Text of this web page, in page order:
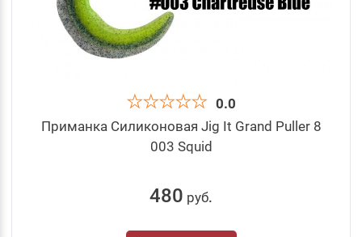
0.0
Приманка Силиконовая Jig It Grand Puller 8
003 Squid
480 руб.